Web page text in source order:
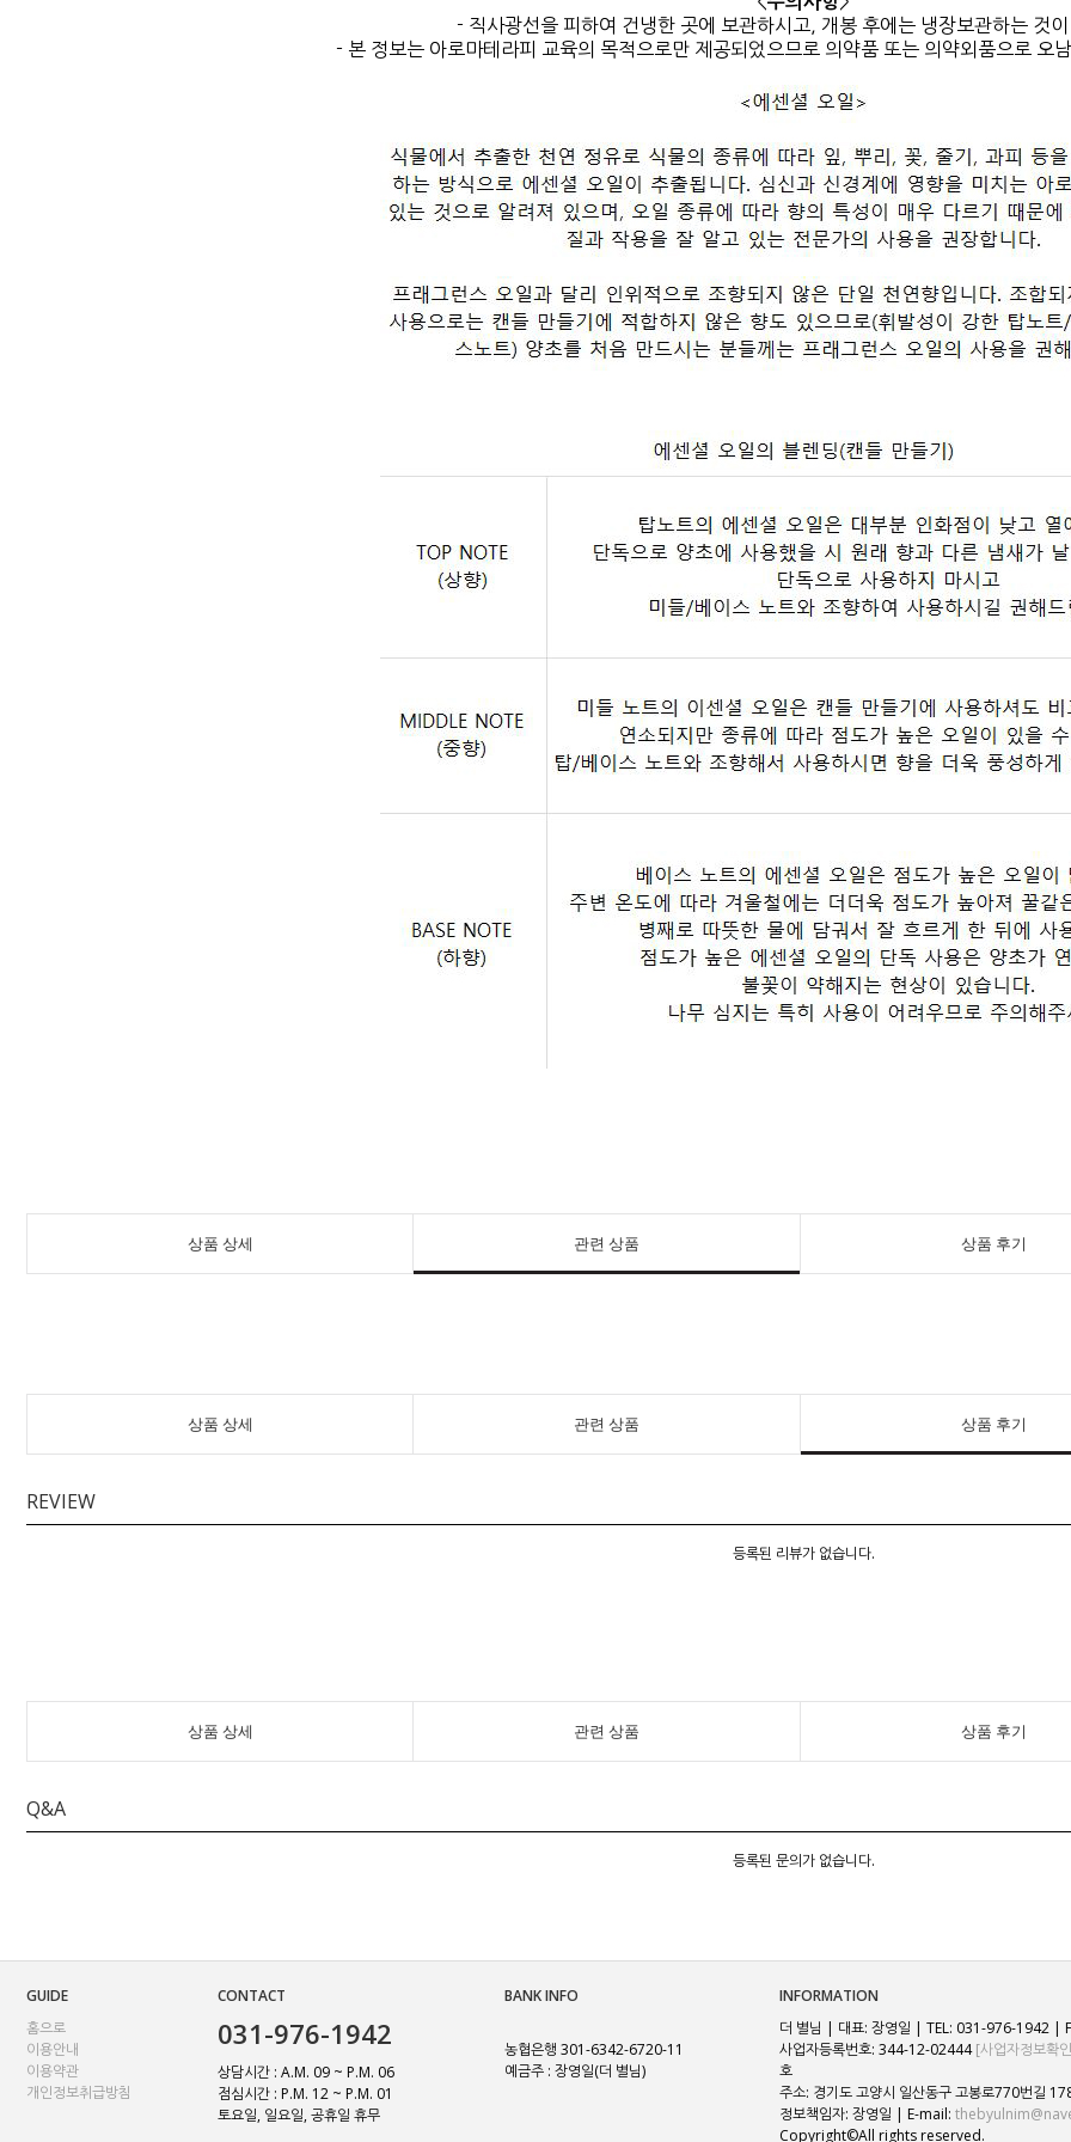
- 직사광선을 피하여 건냉한 곳에 보관하시고, 개봉 후에는 냉장보관하는 것이
- 본 정보는 아로마테라피 교육의 목적으로만 제공되었으므로 의약품 또는 의약외품으로 오
상품 상세 관련 상품 상품 후기
상품 상세 관련 상품 상품 후기
REVIEW
등록된 리뷰가 없습니다.
상품 상세 관련 상품 상품 후기
Q&A
등록된 문의가 없습니다.
GUIDE
홈으로
이용안내
이용약관
개인정보취급방침
CONTACT
031-976-1942
상담시간 : A.M. 09 ~ P.M. 06
점심시간 : P.M. 12 ~ P.M. 01
토요일, 일요일, 공휴일 휴무
BANK INFO
농협은행 301-6342-6720-11
예금주 : 장영일(더 별님)
INFORMATION
더 별님 | 대표: 장영일 | TEL: 031-976-1942 |
사업자등록번호: 344-12-02444[사업자정보확
호
주소: 경기도 고양시 일산동구 고봉로770번길
정보책임자: 장영일 | E-mail:
Copyright©All rights reserved.